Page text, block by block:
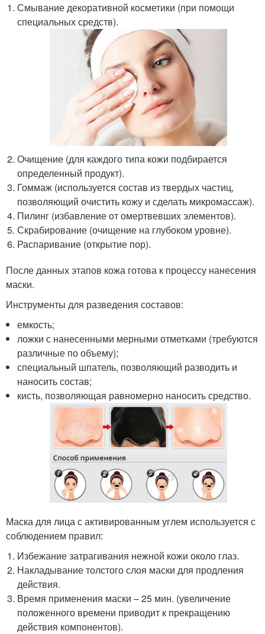
Смывание декоративной косметики (при помощи
специальных средств).
Очищение (для каждого типа кожи подбирается
определенный продукт).
Гоммаж (используется состав из твердых частиц,
позволяющий очистить кожу и сделать микромассаж).
Пилинг (избавление от омертвевших элементов).
Скрабирование (очищение на глубоком уровне).
Распаривание (открытие пор).
После данных этапов кожа готова к процессу нанесения
маски.
Инструменты для разведения составов:
емкость;
ложки с нанесенными мерными отметками (требуются
различные по объему);
специальный шпатель, позволяющий разводить и
наносить состав;
кисть, позволяющая равномерно наносить средство.
Маска для лица с активированным углем используется с
соблюдением правил:
Избежание затрагивания нежной кожи около глаз.
Накладывание толстого слоя маски для продления
действия.
Время применения маски – 25 мин. (увеличение
положенного времени приводит к прекращению
действия компонентов).